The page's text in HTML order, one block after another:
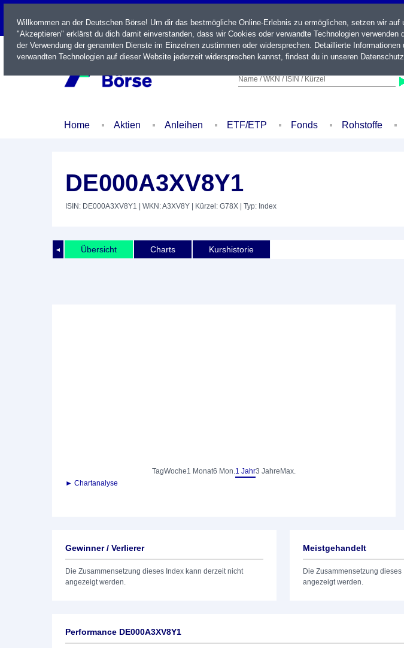
LIVE
Name / WKN / ISIN / Kürzel
Home Aktien Anleihen ETF/ETP Fonds Rohstoffe
DE000A3XV8Y1
ISIN: DE000A3XV8Y1 | WKN: A3XV8Y | Kürzel: G78X | Typ: Index
◄ Übersicht Charts Kurshistorie
TagWoche1 Monat6 Mon.1 Jahr3 Jahre Max.
► Chartanalyse
Gewinner / Verlierer
Die Zusammensetzung dieses Index kann derzeit nicht
angezeigt werden.
Meistgehandelt
Die Zusammensetzung
angezeigt werden.
Performance DE000A3XV8Y1
Willkommen an der Deutschen Börse! Um dir das bestmögliche Online-Erlebnis zu ermöglichen, setzen wir
"Akzeptieren" erklärst du dich damit einverstanden, dass wir Cookies oder verwandte Technologien
der Verwendung der genannten Dienste im Einzelnen zustimmen oder widersprechen. Detaillierte
verwandten Technologien auf dieser Website jederzeit widersprechen kannst, findest du in unseren